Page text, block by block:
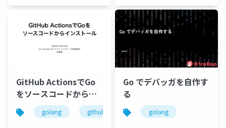
GitHub ActionsでGo
をソースコードからイ
ンストール
golang github actions
Go でデバッガを自作す
る
golang